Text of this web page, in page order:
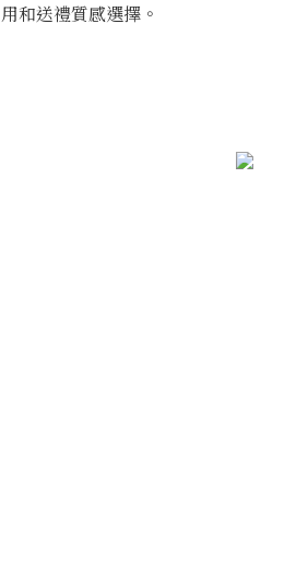
和送禮質感選擇。